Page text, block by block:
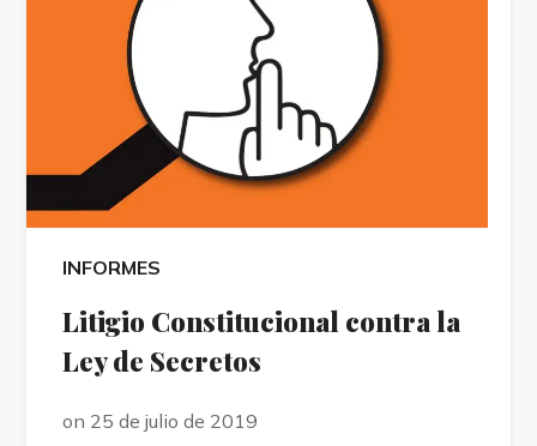
INFORMES
Litigio Constitucional contra la
Ley de Secretos
on 25 de julio de 2019